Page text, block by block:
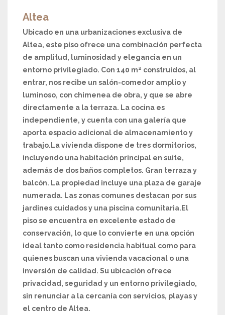
Altea
Ubicado en una urbanizaciones exclusiva de
Altea, este piso ofrece una combinación perfecta
de amplitud, luminosidad y elegancia en un
entorno privilegiado. Con 140 m² construidos, al
entrar, nos recibe un salón-comedor amplio y
luminoso, con chimenea de obra, y que se abre
directamente a la terraza. La cocina es
independiente, y cuenta con una galería que
aporta espacio adicional de almacenamiento y
trabajo.La vivienda dispone de tres dormitorios,
incluyendo una habitación principal en suite,
además de dos baños completos. Gran terraza y
balcón. La propiedad incluye una plaza de garaje
numerada. Las zonas comunes destacan por sus
jardines cuidados y una piscina comunitaria.El
piso se encuentra en excelente estado de
conservación, lo que lo convierte en una opción
ideal tanto como residencia habitual como para
quienes buscan una vivienda vacacional o una
inversión de calidad. Su ubicación ofrece
privacidad, seguridad y un entorno privilegiado,
sin renunciar a la cercanía con servicios, playas y
el centro de Altea.